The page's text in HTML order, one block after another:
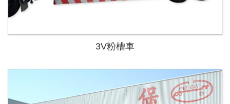
3V粉槽車